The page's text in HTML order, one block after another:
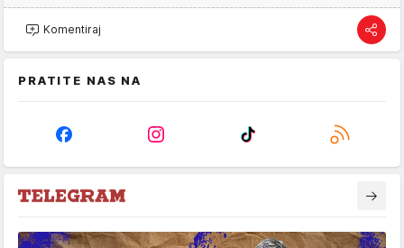
Komentiraj
PRATITE NAS NA